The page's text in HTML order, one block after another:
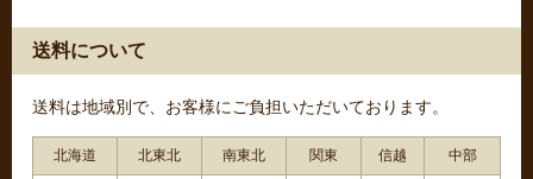
送料について
送料は地域別で、お客様にご負担いただいております。
北海道 北東北 南東北 関東 信越 中部